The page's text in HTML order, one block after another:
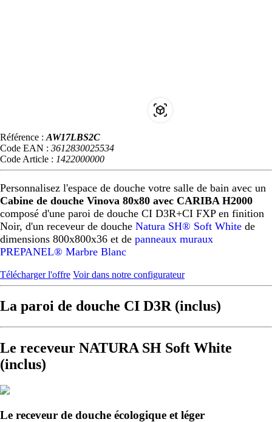
Référence : AW17LBS2C
Code EAN : 3612830025534
Code Article : 1422000000
Personnalisez l'espace de douche votre salle de bain avec un
Cabine de douche Vinova 80x80 avec CARIBA H2000
composé d'une paroi de douche CI D3R+CI FXP en finition
Noir, d'un receveur de douche Natura SH® Soft White de
dimensions 800x800x36 et de panneaux muraux
PREPANEL® Marbre Blanc
Télécharger l'offre Voir dans notre configurateur
La paroi de douche CI D3R (inclus)
Le receveur NATURA SH Soft White
(inclus)
Le receveur de douche écologique et léger